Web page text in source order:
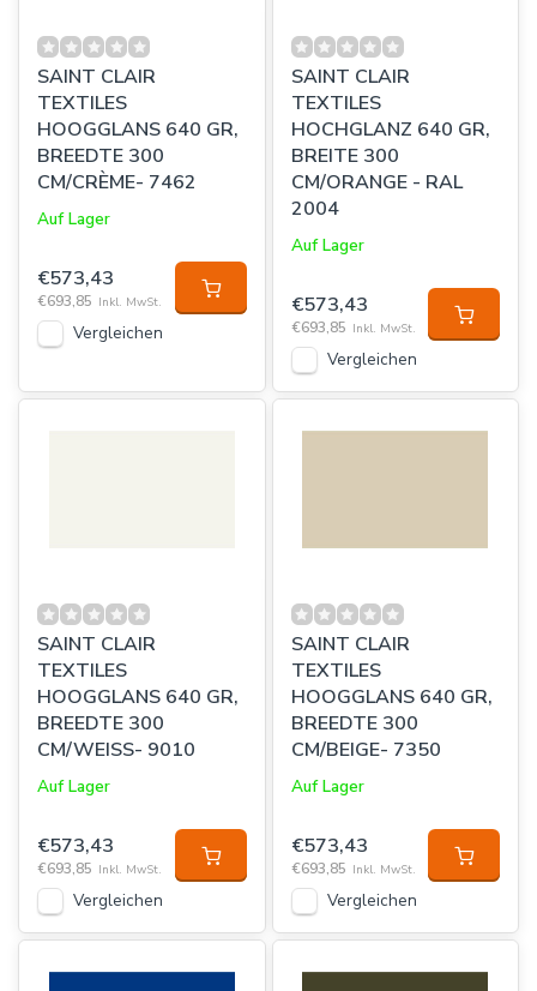
SAINT CLAIR
TEXTILES
HOOGGLANS 640 GR,
BREEDTE 300
CM/CRÈME- 7462
Auf Lager
€573,43
€693,85 Inkl. MwSt.
Vergleichen
SAINT CLAIR
TEXTILES
HOCHGLANZ 640 GR,
BREITE 300
CM/ORANGE - RAL
2004
Auf Lager
€573,43
€693,85 Inkl. MwSt.
Vergleichen
SAINT CLAIR
TEXTILES
HOOGGLANS 640 GR,
BREEDTE 300
CM/WEISS- 9010
Auf Lager
€573,43
€693,85 Inkl. MwSt.
Vergleichen
SAINT CLAIR
TEXTILES
HOOGGLANS 640 GR,
BREEDTE 300
CM/BEIGE- 7350
Auf Lager
€573,43
€693,85 Inkl. MwSt.
Vergleichen